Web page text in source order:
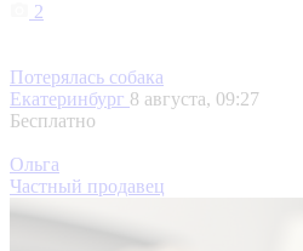
2
Потерялась собака
Екатеринбург 8 августа, 09:27
Бесплатно
Ольга
Частный продавец